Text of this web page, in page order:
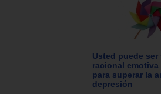
Usted puede ser
racional
para superar la
depresión